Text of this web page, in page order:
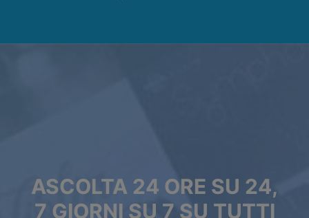
ASCOLTA 24 ORE SU 24,
7 GIORNI SU 7 SU TUTTI